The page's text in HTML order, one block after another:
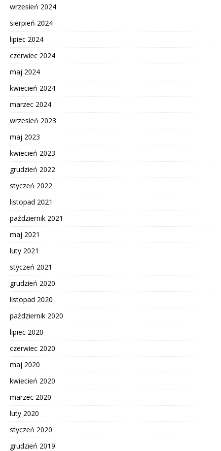
wrzesień 2024
sierpień 2024
lipiec 2024
czerwiec 2024
maj 2024
kwiecień 2024
marzec 2024
wrzesień 2023
maj 2023
kwiecień 2023
grudzień 2022
styczeń 2022
listopad 2021
październik 2021
maj 2021
luty 2021
styczeń 2021
grudzień 2020
listopad 2020
październik 2020
lipiec 2020
czerwiec 2020
maj 2020
kwiecień 2020
marzec 2020
luty 2020
styczeń 2020
grudzień 2019